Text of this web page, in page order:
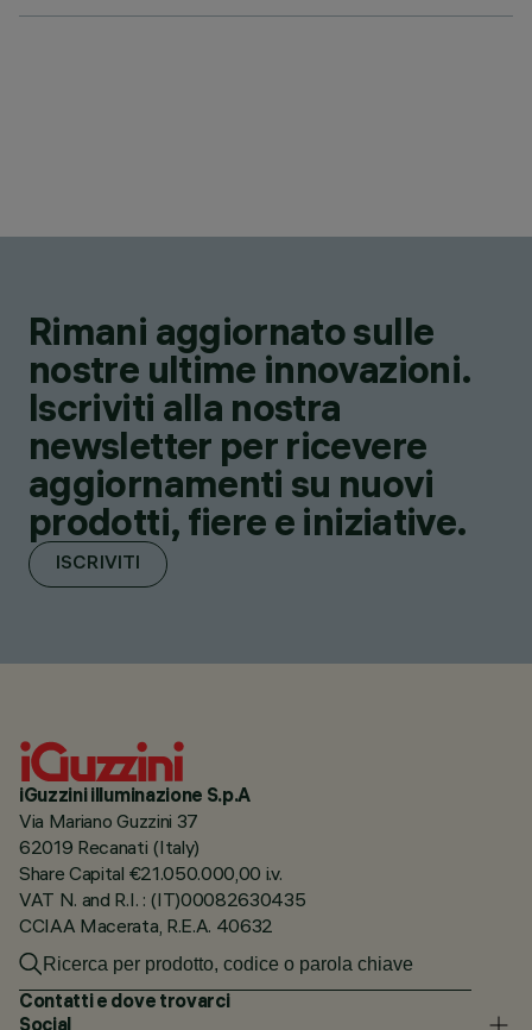
Rimani aggiornato sulle
nostre ultime innovazioni.
Iscriviti alla nostra
newsletter per ricevere
aggiornamenti su nuovi
prodotti, fiere e iniziative.
ISCRIVITI
iGuzzini illuminazione S.p.A
Via Mariano Guzzini 37
62019 Recanati (Italy)
Share Capital €21.050.000,00 i.v.
VAT N. and R.I. : (IT)00082630435
CCIAA Macerata, R.E.A. 40632
Contatti e dove trovarci
Social